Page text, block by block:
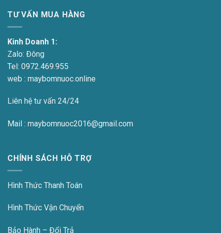
TƯ VẤN MUA HÀNG
Kinh Doanh 1:
Zalo: Đông
Tel: 0972.469.955
web : maybomnuoc.online
Liên hệ tư vấn 24/24
Mail : maybomnuoc2016@gmail.com
CHÍNH SÁCH HỖ TRỢ
Hình Thức Thanh Toán
Hình Thức Vận Chuyển
Bảo Hành – Đổi Trả